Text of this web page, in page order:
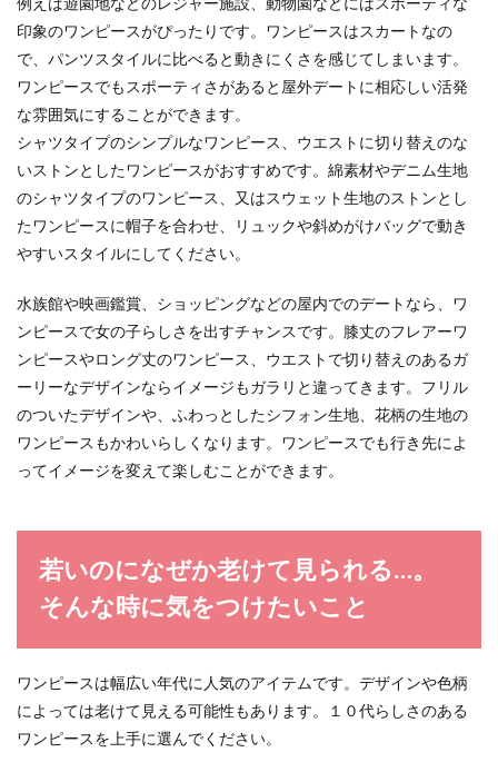
例えば遊園地などのレジャー施設、動物園などにはスポーティな
印象のワンピースがぴったりです。ワンピースはスカートなの
で、パンツスタイルに比べると動きにくさを感じてしまいます。
ワンピースでもスポーティさがあると屋外デートに相応しい活発
な雰囲気にすることができます。
シャツタイプのシンプルなワンピース、ウエストに切り替えのな
いストンとしたワンピースがおすすめです。綿素材やデニム生地
のシャツタイプのワンピース、又はスウェット生地のストンとし
たワンピースに帽子を合わせ、リュックや斜めがけバッグで動き
やすいスタイルにしてください。
水族館や映画鑑賞、ショッピングなどの屋内でのデートなら、ワ
ンピースで女の子らしさを出すチャンスです。膝丈のフレアーワ
ンピースやロング丈のワンピース、ウエストで切り替えのあるガ
ーリーなデザインならイメージもガラリと違ってきます。フリル
のついたデザインや、ふわっとしたシフォン生地、花柄の生地の
ワンピースもかわいらしくなります。ワンピースでも行き先によ
ってイメージを変えて楽しむことができます。
若いのになぜか老けて見られる…。
そんな時に気をつけたいこと
ワンピースは幅広い年代に人気のアイテムです。デザインや色柄
によっては老けて見える可能性もあります。１０代らしさのある
ワンピースを上手に選んでください。